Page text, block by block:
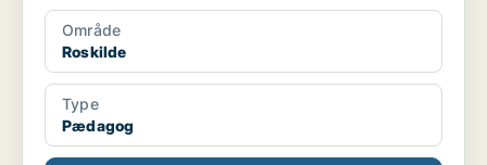
Område
Roskilde
Type
Pædagog